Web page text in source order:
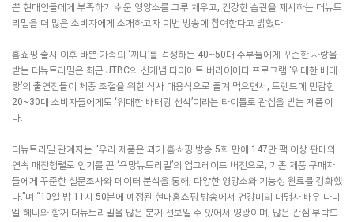
쁜 현대인들에게 부족하기 쉬운 영양소를 고루 채우고, 건강한 습관을 제시하는 더뉴트
리밀을 더 많은 소비자에게 소개하고자 이번 방송에 참여한다고 밝혔다.
홈쇼핑 출시 이후 바쁜 가족의 ‘끼니’를 걱정하는 40~50대 주부들에게 꾸준한 사랑을
받는 더뉴트리밀은 최근 JTBC의 신개념 다이어트 버라이어티 프로그램 ‘위대한 배태
랑’의 출연진들이 체중 조절을 위한 식사 대용식으로 즐겨 먹으면서, 트렌드에 민감한
20~30대 소비자들에게도 ‘위대한 배태랑 선식’이라는 타이틀로 관심을 받는 제품이
다.
더뉴트리밀 관계자는 “우리 제품은 과거 홈쇼핑 방송 5회 만에 147만 팩 이상 판매와
연속 매진행렬로 인기를 끈 ‘욕망뉴트리밀’의 업그레이드 버전으로, 기존 제품 구매자
들에게 꾸준한 설문조사와 데이터 분석을 통해, 다양한 영양소와 기능성 원료를 강화했
다.”며 “10일 밤 11시 50분에 예정된 현대홈쇼핑 방송에서 건강미의 대명사 배우 다니
엘 헤니와 함께 더뉴트리밀을 많은 분께 선보일 수 있어서 영광이며, 많은 관심 부탁드